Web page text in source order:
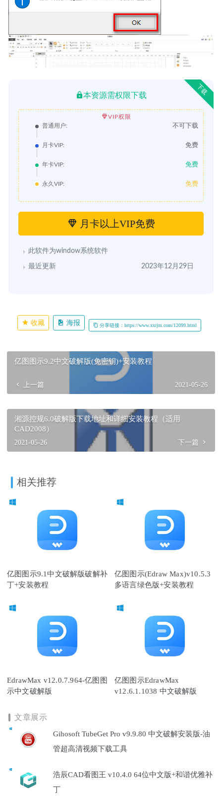
下载
本资源需权限下载
VIP权限
普通用户:
不可下载
月卡VIP: 免费
年卡VIP: 免费
永久VIP: 免费
月卡以上VIP免费
此软件为window系统软件
最近更新 2023年12月29日
收藏 海报 分享链接：https://www.xxrjm.com/12099.html
亿图图示9.2中文破解版(免密钥)+安装教程
上一篇 2021-05-26
湘源控规6.0破解版下载地址和详细安装教程（适用
CAD2008）
2021-05-26 下一篇
相关推荐
亿图图示9.1中文破解版破解补
丁+安装教程
亿图图示(Edraw Max)v10.5.3
多语言绿色版+安装教程
EdrawMax v12.0.7.964-亿图图
示中文破解版
亿图图示EdrawMax
v12.6.1.1038 中文破解版
文章展示
Gihosoft TubeGet Pro v9.9.80 中文破解安装版-油
管超高清视频下载工具
浩辰CAD看图王 v10.4.0 64位中文版+和谐优雅补
丁